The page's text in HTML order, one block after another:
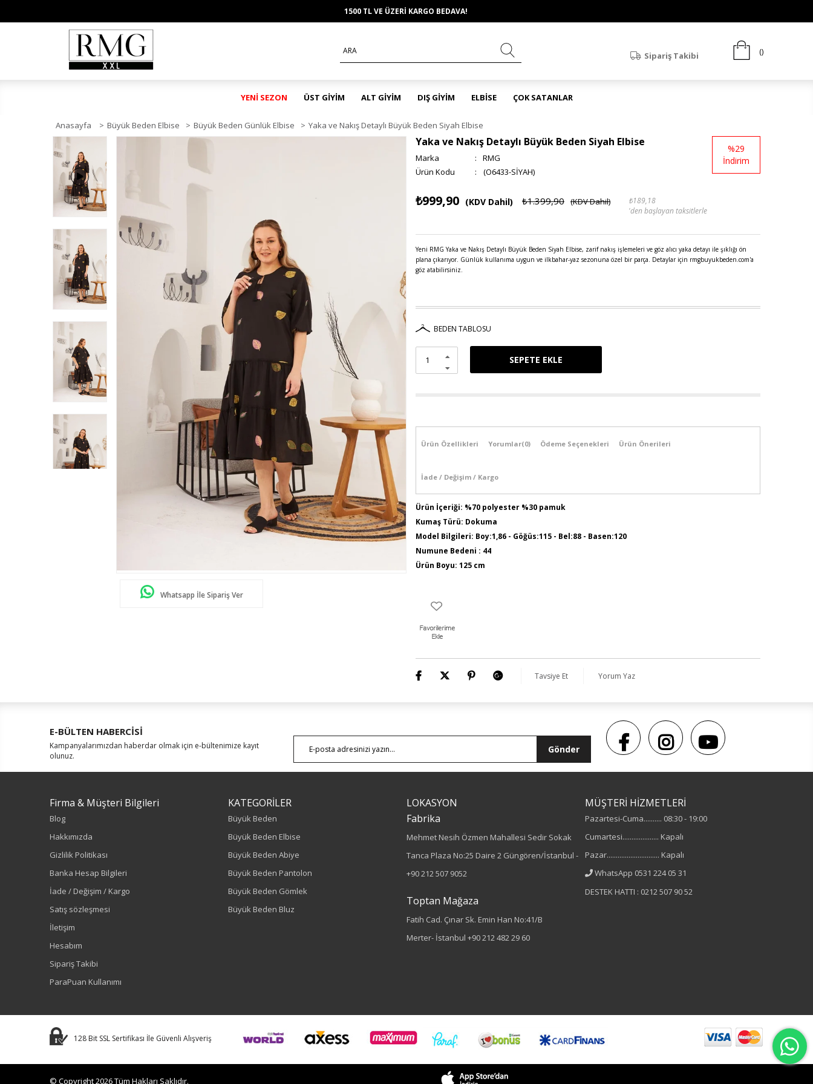
1500 TL VE ÜZERİ KARGO BEDAVA!
Sipariş Takibi
YENİ SEZON ÜST GİYİM ALT GİYİM DIŞ GİYİM ELBİSE ÇOK SATANLAR
Anasayfa > Büyük Beden Elbise > Büyük Beden Günlük Elbise > Yaka ve Nakış Detaylı Büyük Beden Siyah Elbise
Whatsapp İle Sipariş Ver
Yaka ve Nakış Detaylı Büyük Beden Siyah Elbise
Marka :
RMG
(O6433-SİYAH)
%29
İndirim
₺1.399,90 (KDV Dahil)
₺999,90 (KDV Dahil)
₺189,18
'den başlayan taksitlerle
Yeni RMG Yaka ve Nakış Detaylı Büyük Beden Siyah Elbise, zarif nakış işlemeleri ve göz alıcı yaka detayı ile şıklığı ön
plana çıkarıyor. Günlük kullanıma uygun ve ilkbahar-yaz sezonuna özel bir parça. Detaylar için rmgbuyukbeden.com'a
göz atabilirsiniz.
BEDEN TABLOSU
Ürün Özellikleri Yorumlar(0) Ödeme Seçenekleri Ürün Önerileri
İade / Değişim / Kargo
Ürün İçeriği: %70 polyester %30 pamuk
Kumaş Türü: Dokuma
Model Bilgileri: Boy:1,86 - Göğüs:115 - Bel:88 - Basen:120
Numune Bedeni : 44
Ürün Boyu: 125 cm
Sezon : YAZLIK
Renk
Tavsiye Et Yorum Yaz
E-BÜLTEN HABERCİSİ
Kampanyalarımızdan haberdar olmak için e-bültenimize kayıt
olunuz.
Gönder
Firma & Müşteri Bilgileri
Blog
Hakkımızda
Gizlilik Politikası
Banka Hesap Bilgileri
İade / Değişim / Kargo
Satış sözleşmesi
İletişim
Hesabım
Sipariş Takibi
ParaPuan Kullanımı
KATEGORİLER
Büyük Beden
Büyük Beden Elbise
Büyük Beden Abiye
Büyük Beden Pantolon
Büyük Beden Gömlek
Büyük Beden Bluz
LOKASYON
Fabrika
Mehmet Nesih Özmen Mahallesi Sedir Sokak
Tanca Plaza No:25 Daire 2 Güngören/İstanbul -
+90 212 507 9052
Toptan Mağaza
Fatih Cad. Çınar Sk. Emin Han No:41/B
Merter- İstanbul +90 212 482 29 60
MÜŞTERİ HİZMETLERİ
Pazartesi-Cuma.......... 08:30 - 19:00
Cumartesi.................... Kapalı
Pazar............................. Kapalı
WhatsApp 0531 224 05 31
DESTEK HATTI : 0212 507 90 52
128 Bit SSL Sertifikası İle Güvenli Alışveriş
© Copyright 2026 Tüm Hakları Saklıdır.